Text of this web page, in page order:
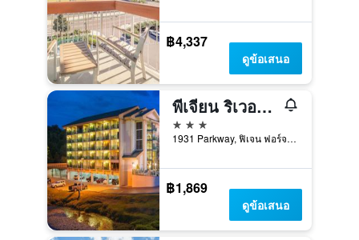
฿4,337
ดูข้อเสนอ
พีเจียน ริเวอร์ อินน์
3 ดาว
1931 Parkway, ฟิเจน ฟอร์จ, TN, สหรัฐอเมริกา
฿1,869
ดูข้อเสนอ